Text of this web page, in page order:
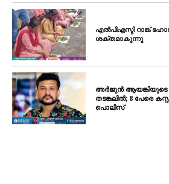
എൽപിഎസ്ടി റാങ്ക്
ശക്തമാകുന്നു
അർജുൻ
തടങ്കലിൽ; 8 പേരെ
പൊലീസ്